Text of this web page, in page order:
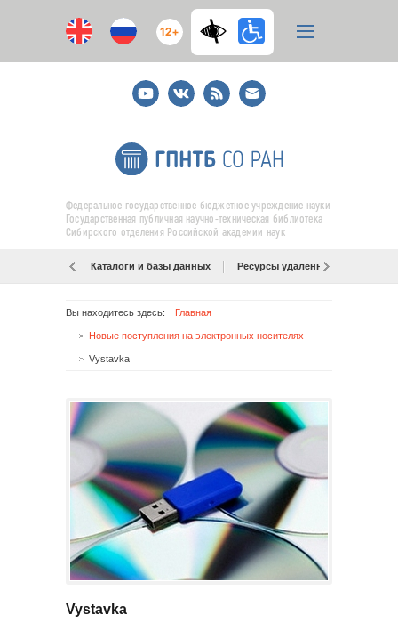
12+
YoutubeВКонтакте
RSS
E-
mail
подписка
Федеральное государственное бюджетное учреждение науки
Государственная публичная научно-техническая библиотека
Сибирского отделения Российской академии наук
Каталоги и базы данных Ресурсы удаленного доступа
Вы находитесь здесь: Главная
Новые поступления на электронных носителях
Vystavka
Vystavka